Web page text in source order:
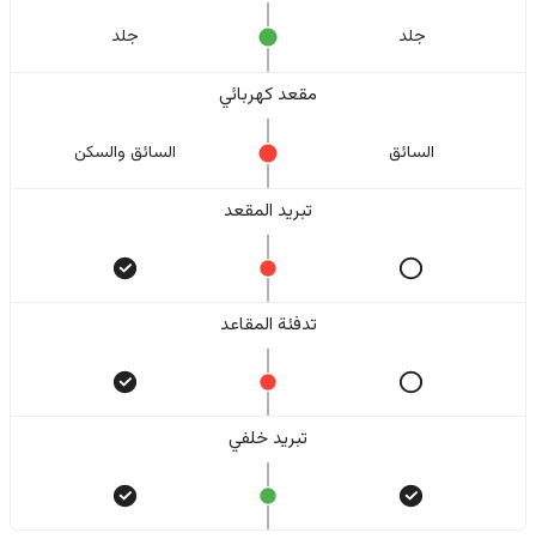
جلد جلد
مقعد كهربائي
السائق السائق والسکن
تبريد المقعد
تدفئة المقاعد
تبريد خلفي